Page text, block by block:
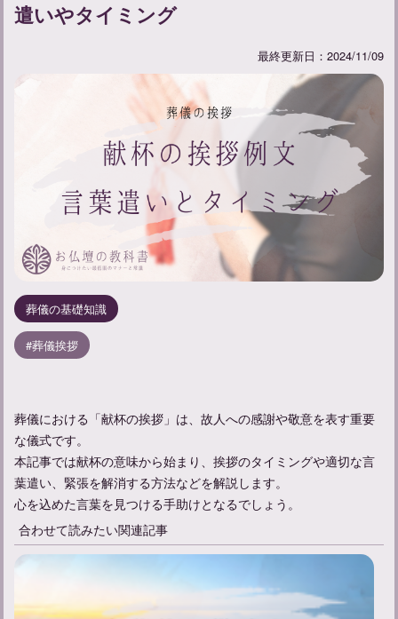
遣いやタイミング
最終更新日：2024/11/09
葬儀の基礎知識
葬儀挨拶
葬儀における「献杯の挨拶」は、故人への感謝や敬意を表す重要
な儀式です。
本記事では献杯の意味から始まり、挨拶のタイミングや適切な言
葉遣い、緊張を解消する方法などを解説します。
心を込めた言葉を見つける手助けとなるでしょう。
合わせて読みたい関連記事